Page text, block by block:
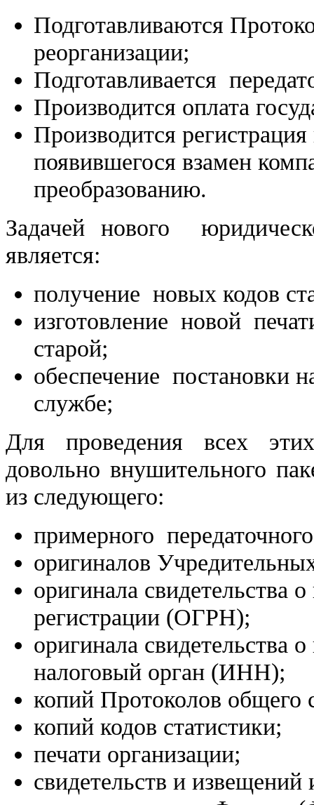
Подготавливаются
реорганизации;
Подготавливается
Производится оплата
Производится
появившегося взамен
преобразованию.
Задачей нового
является:
получение новых кодов
изготовление новой
старой;
обеспечение постановки
службе;
Для проведения всех
довольно внушительного
из следующего:
примерного
оригиналов
оригинала свидетельства
регистрации (ОГРН);
оригинала свидетельства
налоговый орган (ИНН);
копий Протоколов общего
копий кодов статистики;
печати организации;
свидетельств и